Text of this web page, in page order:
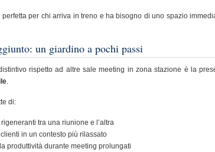
perfetta per chi arriva in treno e ha bisogno di uno spazio
un giardino a pochi passi
rispetto ad altre sale meeting in zona stazione è la
di:
tra una riunione e l’altra
in un contesto più rilassato
produttività durante meeting prolungati